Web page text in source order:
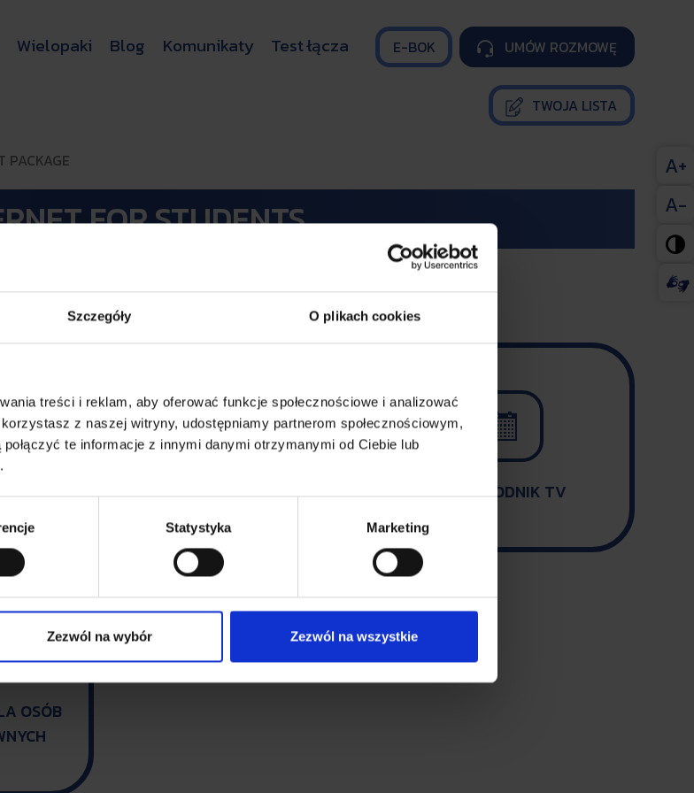
Szczegóły O plikach cookies
treści i reklam, aby oferować funkcje społecznościowe i analizować
z naszej witryny, udostępniamy partnerom społecznościowym,
te informacje z innymi danymi otrzymanymi od Ciebie lub
Statystyka Marketing
Zezwól na wybór Zezwól na wszystkie
Wielopaki Blog Komunikaty Test łącza E-BOK
A+
A-

 UMÓW ROZMOWĘ
TWOJA LISTA
PACKAGE
FOR STUDENTS

DO POBRANIA

PRZEWODNIK TV
OSÓB